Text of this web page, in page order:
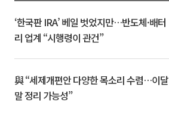
‘한국판 IRA’ 베일 벗었지만…반도체·배터
리 업계 “시행령이 관건”
與 “세제개편안 다양한 목소리 수렴…이달
말 정리 가능성”